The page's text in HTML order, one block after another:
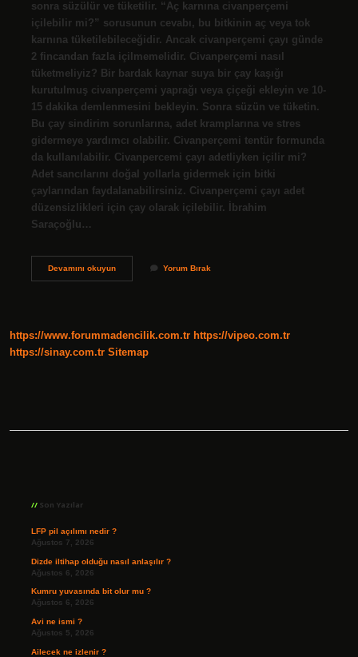
sonra süzülür ve tüketilir. “Aç karnına civanperçemi
içilebilir mi?” sorusunun cevabı, bu bitkinin aç veya tok
karnına tüketilebileceğidir. Ancak civanperçemi çayı günde
2 fincandan fazla içilmemelidir. Civanperçemi nasıl
tüketmeliyiz? Bir bardak kaynar suya bir çay kaşığı
kurutulmuş civanperçemi yaprağı veya çiçeği ekleyin ve 10-
15 dakika demlenmesini bekleyin. Sonra süzün ve tüketin.
Bu çay sindirim sorunlarına, adet kramplarına ve stres
gidermeye yardımcı olabilir. Civanperçemi tentür formunda
da kullanılabilir. Civanpercemi çayı adetliyken içilir mi?
Adet sancılarını doğal yollarla gidermek için bitki
çaylarından faydalanabilirsiniz. Civanperçemi çayı adet
düzensizlikleri için çay olarak içilebilir. İbrahim
Saraçoğlu…
Devamını okuyunCivanperçemiYorum Bırak
https://www.forummadencilik.com.tr https://vipeo.com.tr
https://sinay.com.tr Sitemap
Son Yazılar
LFP pil açılımı nedir ?
Ağustos 7, 2026
Dizde iltihap olduğu nasıl anlaşılır ?
Ağustos 6, 2026
Kumru yuvasında bit olur mu ?
Ağustos 6, 2026
Avi ne ismi ?
Ağustos 5, 2026
Ailecek ne izlenir ?